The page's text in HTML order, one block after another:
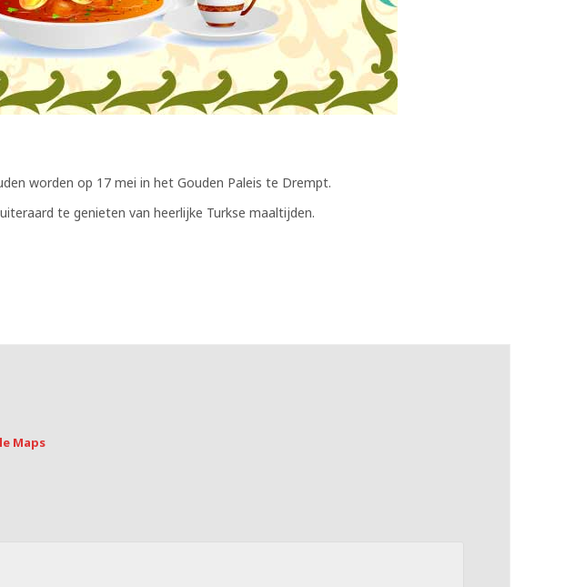
worden op 17 mei in het Gouden Paleis te Drempt.
te genieten van heerlijke Turkse maaltijden.
Maps